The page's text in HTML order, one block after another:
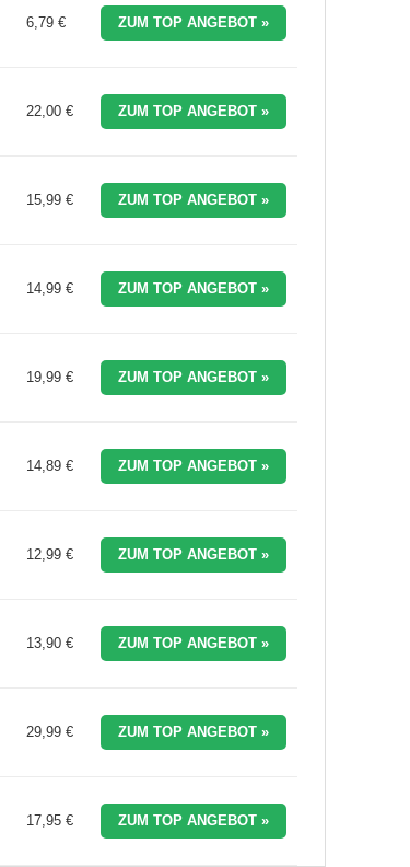
6,79 € ZUM TOP ANGEBOT »
22,00 € ZUM TOP ANGEBOT »
15,99 € ZUM TOP ANGEBOT »
14,99 € ZUM TOP ANGEBOT »
19,99 € ZUM TOP ANGEBOT »
14,89 € ZUM TOP ANGEBOT »
12,99 € ZUM TOP ANGEBOT »
13,90 € ZUM TOP ANGEBOT »
29,99 € ZUM TOP ANGEBOT »
17,95 € ZUM TOP ANGEBOT »